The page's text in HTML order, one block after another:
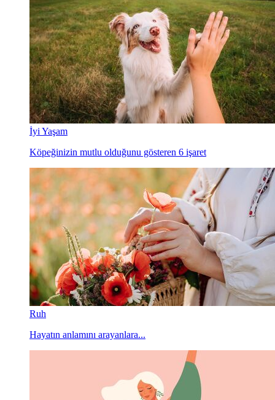
İyi Yaşam
Köpeğinizin mutlu olduğunu gösteren 6 işaret
Ruh
Hayatın anlamını arayanlara...